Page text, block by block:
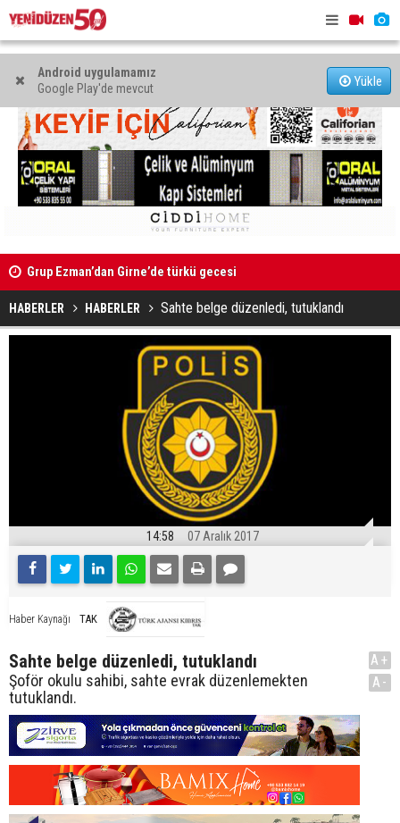
Android uygulamamız
Google Play'de mevcut
Yükle
Grup Ezman’dan Girne’de türkü gecesi
Kıbrıs’ın güneyinde yıllık enflasyon temmuzda yüzde 2,9
oldu
başlatıldı
HABERLER HABERLER Sahte belge düzenledi, tutuklandı
14:58 07 Aralık 2017
Haber Kaynağı TAK
Sahte belge düzenledi, tutuklandı
Şoför okulu sahibi, sahte evrak düzenlemekten
tutuklandı.
A+
A-